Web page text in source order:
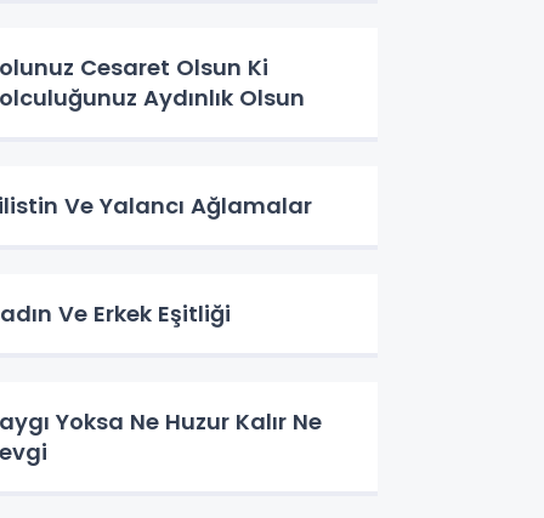
Cesaret Olsun Ki
Aydınlık Olsun
Ve Yalancı Ağlamalar
Ve Erkek Eşitliği
Yoksa Ne Huzur Kalır Ne